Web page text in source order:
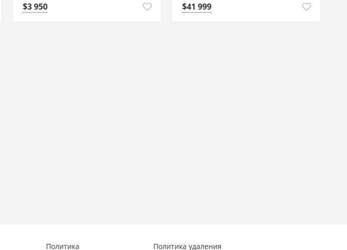
$3 950 $41 999
Политика Политика удаления